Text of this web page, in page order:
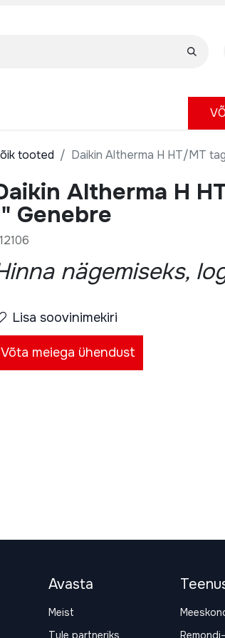
V
tooted Daikin Altherma H HT/MT
Altherma H
Genebre
nägemiseks,
Lisa soovinimekiri
Võta meiega ühendust
Avasta
Meist
Tule partneriks